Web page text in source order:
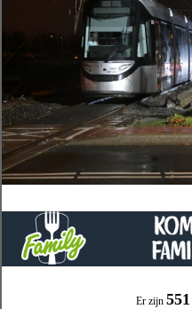
Er zijn 551